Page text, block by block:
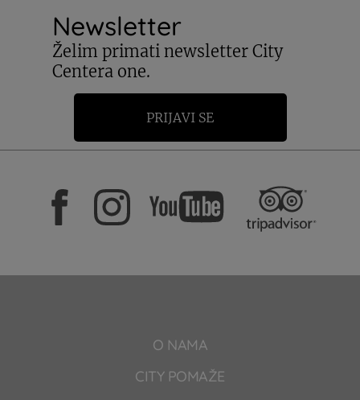
Newsletter
Želim primati newsletter City
Centera one.
PRIJAVI SE
O NAMA
CITY POMAŽE